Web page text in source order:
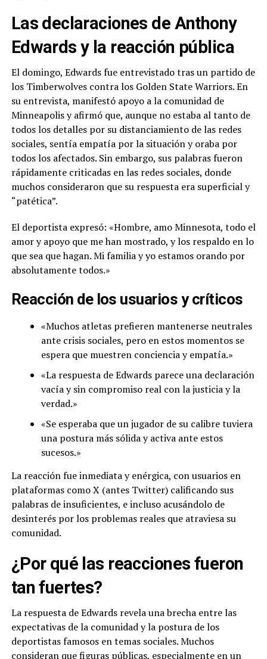
Las declaraciones de Anthony
Edwards y la reacción pública
El domingo, Edwards fue entrevistado tras un partido de
los Timberwolves contra los Golden State Warriors. En
su entrevista, manifestó apoyo a la comunidad de
Minneapolis y afirmó que, aunque no estaba al tanto de
todos los detalles por su distanciamiento de las redes
sociales, sentía empatía por la situación y oraba por
todos los afectados. Sin embargo, sus palabras fueron
rápidamente criticadas en las redes sociales, donde
muchos consideraron que su respuesta era superficial y
“patética”.
El deportista expresó: «Hombre, amo Minnesota, todo el
amor y apoyo que me han mostrado, y los respaldo en lo
que sea que hagan. Mi familia y yo estamos orando por
absolutamente todos.»
Reacción de los usuarios y críticos
«Muchos atletas prefieren mantenerse neutrales
ante crisis sociales, pero en estos momentos se
espera que muestren conciencia y empatía.»
«La respuesta de Edwards parece una declaración
vacía y sin compromiso real con la justicia y la
verdad.»
«Se esperaba que un jugador de su calibre tuviera
una postura más sólida y activa ante estos
sucesos.»
La reacción fue inmediata y enérgica, con usuarios en
plataformas como X (antes Twitter) calificando sus
palabras de insuficientes, e incluso acusándolo de
desinterés por los problemas reales que atraviesa su
comunidad.
¿Por qué las reacciones fueron
tan fuertes?
La respuesta de Edwards revela una brecha entre las
expectativas de la comunidad y la postura de los
deportistas famosos en temas sociales. Muchos
consideran que figuras públicas, especialmente en un